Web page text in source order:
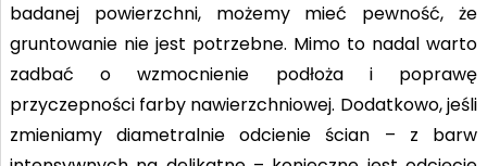
badanej powierzchni, możemy mieć pewność, że
gruntowanie nie jest potrzebne. Mimo to nadal warto
zadbać o wzmocnienie podłoża i poprawę
przyczepności farby nawierzchniowej. Dodatkowo, jeśli
zmieniamy diametralnie odcienie ścian – z barw